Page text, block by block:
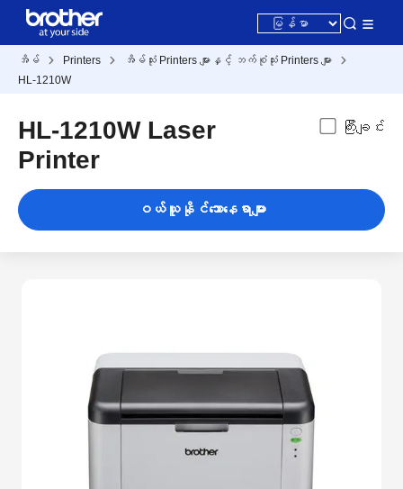
အိမ် Printers
အိမ်သုံး Printers များနှင့် ဘက်စုံသုံး Printers များ
HL-1210W
HL-1210W Laser
Printer
ကြီးချင်း
ဝယ်ယူနိုင်သောနေရာများ